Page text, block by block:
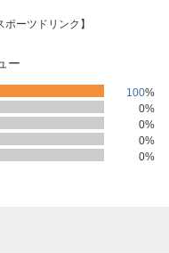
ーツドリンク】
ー
100%
0%
0%
0%
0%